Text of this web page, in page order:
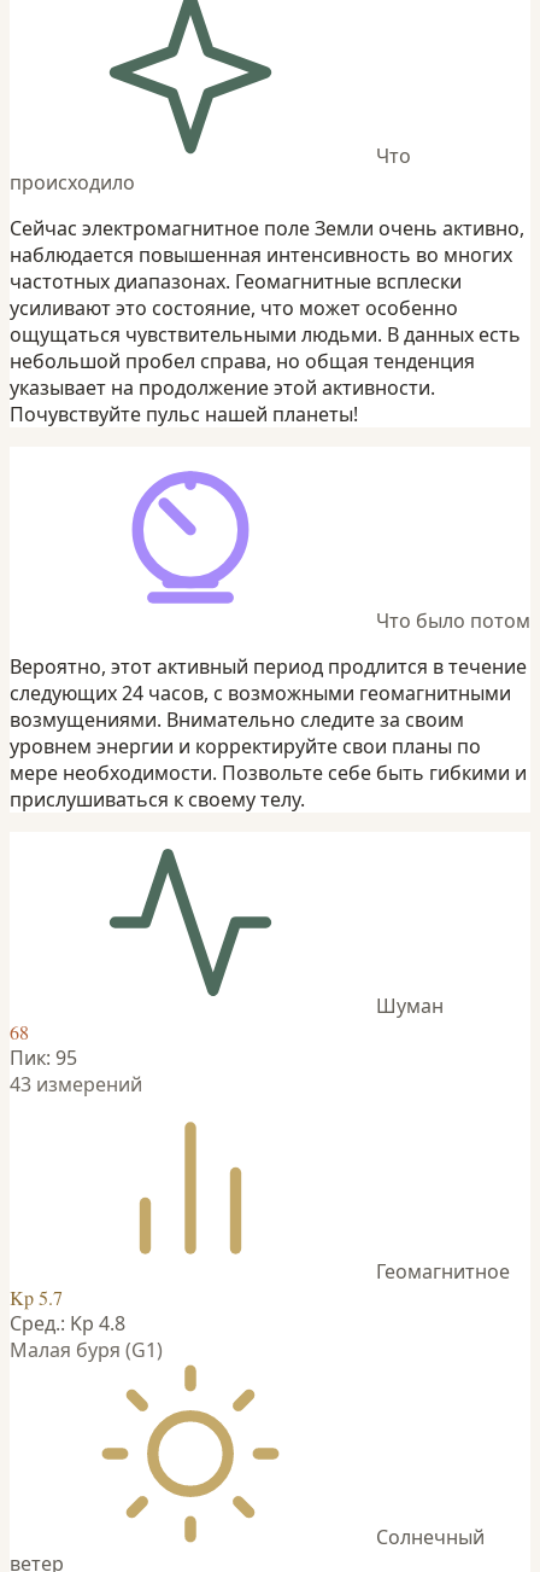
Что
происходило
Сейчас электромагнитное поле Земли очень активно,
наблюдается повышенная интенсивность во многих
частотных диапазонах. Геомагнитные всплески
усиливают это состояние, что может особенно
ощущаться чувствительными людьми. В данных есть
небольшой пробел справа, но общая тенденция
указывает на продолжение этой активности.
Почувствуйте пульс нашей планеты!
Что было потом
Вероятно, этот активный период продлится в течение
следующих 24 часов, с возможными геомагнитными
возмущениями. Внимательно следите за своим
уровнем энергии и корректируйте свои планы по
мере необходимости. Позвольте себе быть гибкими и
прислушиваться к своему телу.
Шуман
68
Пик: 95
43 измерений
Геомагнитное
Kp 5.7
Сред.: Kp 4.8
Малая буря (G1)
Солнечный
ветер